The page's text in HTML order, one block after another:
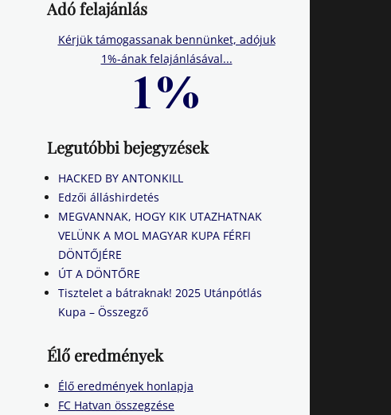
Adó felajánlás
Kérjük támogassanak bennünket, adójuk
1%-ának felajánlásával...
Legutóbbi bejegyzések
HACKED BY ANTONKILL
Edzői álláshirdetés
MEGVANNAK, HOGY KIK UTAZHATNAK
VELÜNK A MOL MAGYAR KUPA FÉRFI
DÖNTŐJÉRE
ÚT A DÖNTŐRE
Tisztelet a bátraknak! 2025 Utánpótlás
Kupa – Összegző
Élő eredmények
Élő eredmények honlapja
FC Hatvan összegzése